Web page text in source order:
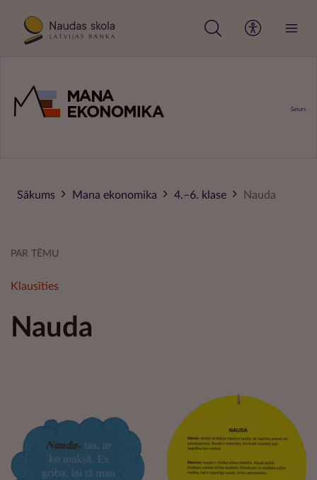
Saturs
Sākums Mana ekonomika 4.–6. klase Nauda
PAR TĒMU
Klausīties
Nauda